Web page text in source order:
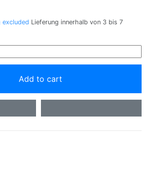
excluded Lieferung innerhalb von 3 bis 7
Add to cart